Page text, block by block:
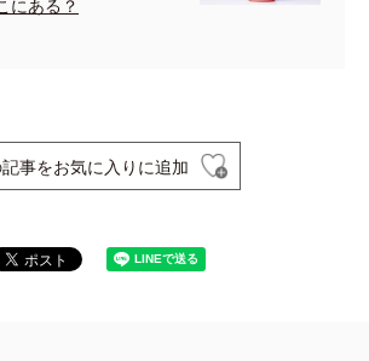
にある？
記事をお気に入りに追加